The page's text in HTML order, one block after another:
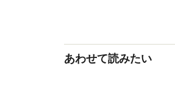
あわせて読みたい